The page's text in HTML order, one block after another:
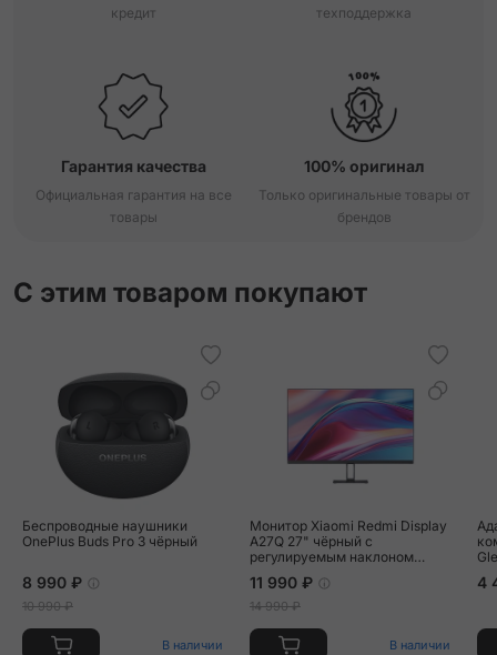
кредит
техподдержка
Гарантия качества
Официальная гарантия на все
товары
100% оригинал
Только оригинальные товары от
брендов
С этим товаром покупают
Беспроводные наушники
OnePlus Buds Pro 3 чёрный
8 990 ₽
10 990 ₽
В наличии
Монитор Xiaomi Redmi Display
A27Q 27" чёрный с
регулируемым наклоном
11 990 ₽
14 990 ₽
В наличии
4